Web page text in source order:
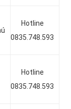
Hotline
0835.748.593
Hotline
0835.748.593